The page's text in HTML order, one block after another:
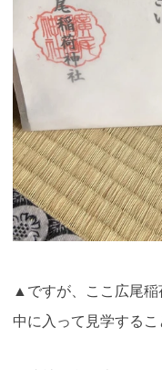
▲ですが、ここ広尾稲
中に入って見学するこ